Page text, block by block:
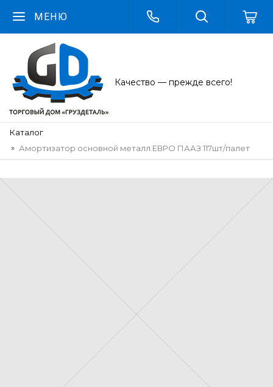
МЕНЮ
Качество — прежде всего!
Каталог
Амортизатор основной металл.ЕВРО ПААЗ 117шт/палет